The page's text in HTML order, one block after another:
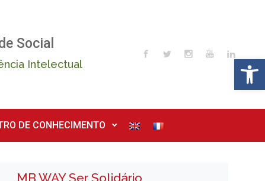
Social
Intelectual
DE CONHECIMENTO
MB WAY Ser Solidário